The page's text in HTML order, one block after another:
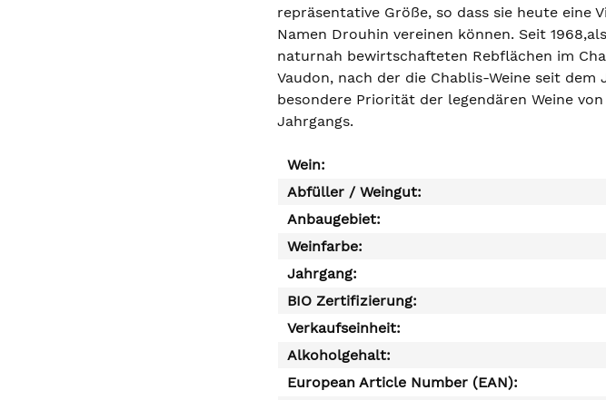
repräsentative Größe, so dass sie heute eine
Namen Drouhin vereinen können. Seit
naturnah bewirtschafteten Rebflächen im
Vaudon, nach der die Chablis-Weine seit
besondere Priorität der legendären Weine
Jahrgangs.
Wein:
Abfüller / Weingut:
Anbaugebiet:
Weinfarbe:
Jahrgang:
BIO Zertifizierung:
Verkaufseinheit:
Alkoholgehalt:
European Article Number (EAN):